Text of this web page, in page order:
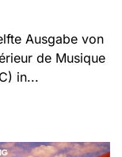
Ausgabe von
de Musique
in...